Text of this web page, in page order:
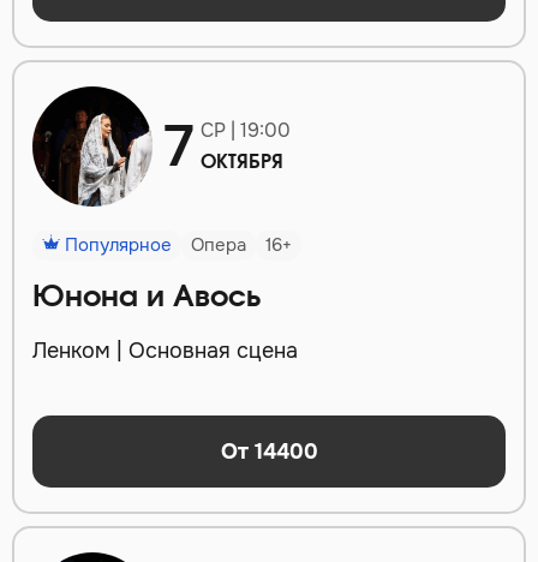
7 СР | 19:00
ОКТЯБРЯ
Популярное Опера 16+
Юнона и Авось
Ленком | Основная сцена
От 14400